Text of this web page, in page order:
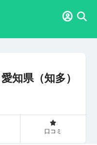
知県（知多）
口コミ